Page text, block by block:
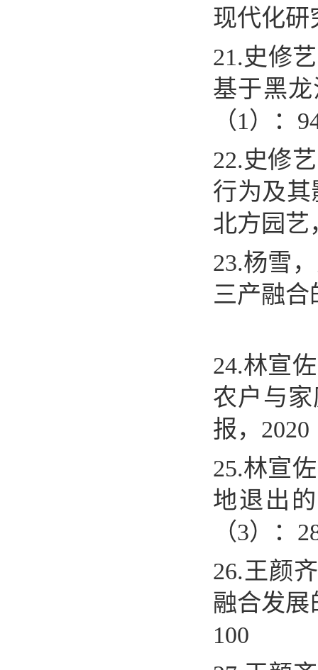
现代化研
21.史修
基于黑
（1 ）：
22.史修
行为及
北方园艺
23.杨雪
三产融合
24.林宣
农户与
报， 2020
25.林宣
地退出
（3）：
26.王颜
融合发展
100